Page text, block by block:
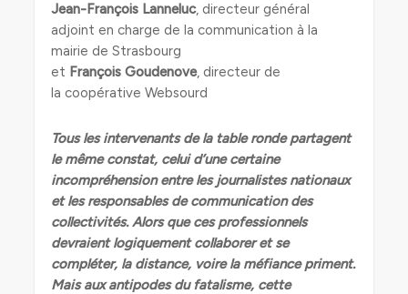
Jean-François Lanneluc, directeur général
adjoint en charge de la communication à la
mairie de Strasbourg
et François Goudenove, directeur de
la coopérative Websourd
Tous les intervenants de la table ronde partagent
le même constat, celui d’une certaine
incompréhension entre les journalistes nationaux
et les responsables de communication des
collectivités. Alors que ces professionnels
devraient logiquement collaborer et se
compléter, la distance, voire la méfiance priment.
Mais aux antipodes du fatalisme, cette